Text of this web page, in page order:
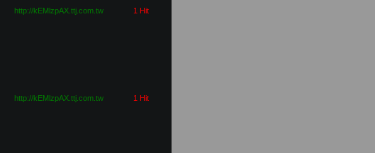
http://kEMlzpAX.ttj.com.tw 1 Hit
http://kEMlzpAX.ttj.com.tw 1 Hit